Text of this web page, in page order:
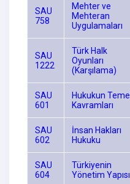
SAU
758
Mehter ve
Mehteran
Uygulamaları
SAU
1222
Türk Halk
Oyunları
(Karşılama)
SAU
601
Hukukun Temel
Kavramları
SAU
602
İnsan Hakları
Hukuku
SAU
604
Türkiyenin
Yönetim Yapısı